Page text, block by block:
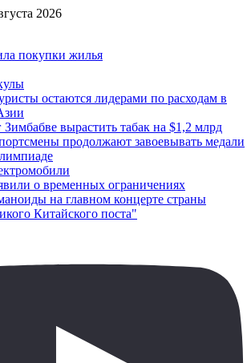
2026
покупки жилья
остаются лидерами по расходам в
вырастить табак на $1,2 млрд
продолжают завоевывать медали
о временных ограничениях
на главном концерте страны
Китайского поста"